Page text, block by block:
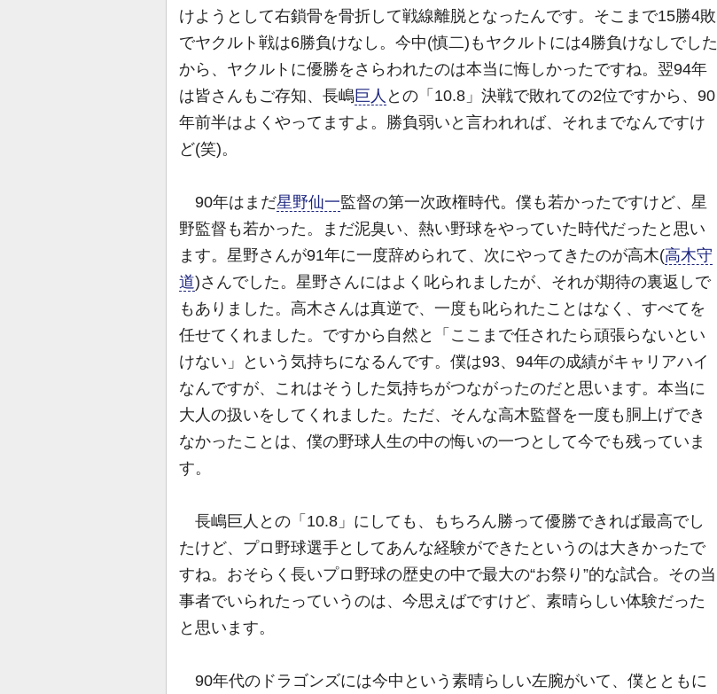
けようとして右鎖骨を骨折して戦線離脱となったんです。そこまで15勝4敗
でヤクルト戦は6勝負けなし。今中(慎二)もヤクルトには4勝負けなしでした
から、ヤクルトに優勝をさらわれたのは本当に悔しかったですね。翌94年
は皆さんもご存知、長嶋巨人 との「10.8」決戦で敗れての2位ですから、90
年前半はよくやってますよ。勝負弱いと言われれば、それまでなんですけ
ど(笑)。
90年はまだ星野仙一監督の第一次政権時代。僕も若かったですけど、星
野監督も若かった。まだ泥臭い、熱い野球をやっていた時代だったと思い
ます。星野さんが91年に一度辞められて、次にやってきたのが高木(高木守
道)さんでした。星野さんにはよく叱られましたが、それが期待の裏返しで
もありました。高木さんは真逆で、一度も叱られたことはなく、すべてを
任せてくれました。ですから自然と「ここまで任されたら頑張らないとい
けない」という気持ちになるんです。僕は93、94年の成績がキャリアハイ
なんですが、これはそうした気持ちがつながったのだと思います。本当に
大人の扱いをしてくれました。ただ、そんな高木監督を一度も胴上げでき
なかったことは、僕の野球人生の中の悔いの一つとして今でも残っていま
す。
長嶋巨人との「10.8」にしても、もちろん勝って優勝できれば最高でし
たけど、プロ野球選手としてあんな経験ができたというのは大きかったで
すね。おそらく長いプロ野球の歴史の中で最大の“お祭り”的な試合。その当
事者でいられたっていうのは、今思えばですけど、素晴らしい体験だった
と思います。
90年代のドラゴンズには今中という素晴らしい左腕がいて、僕とともに